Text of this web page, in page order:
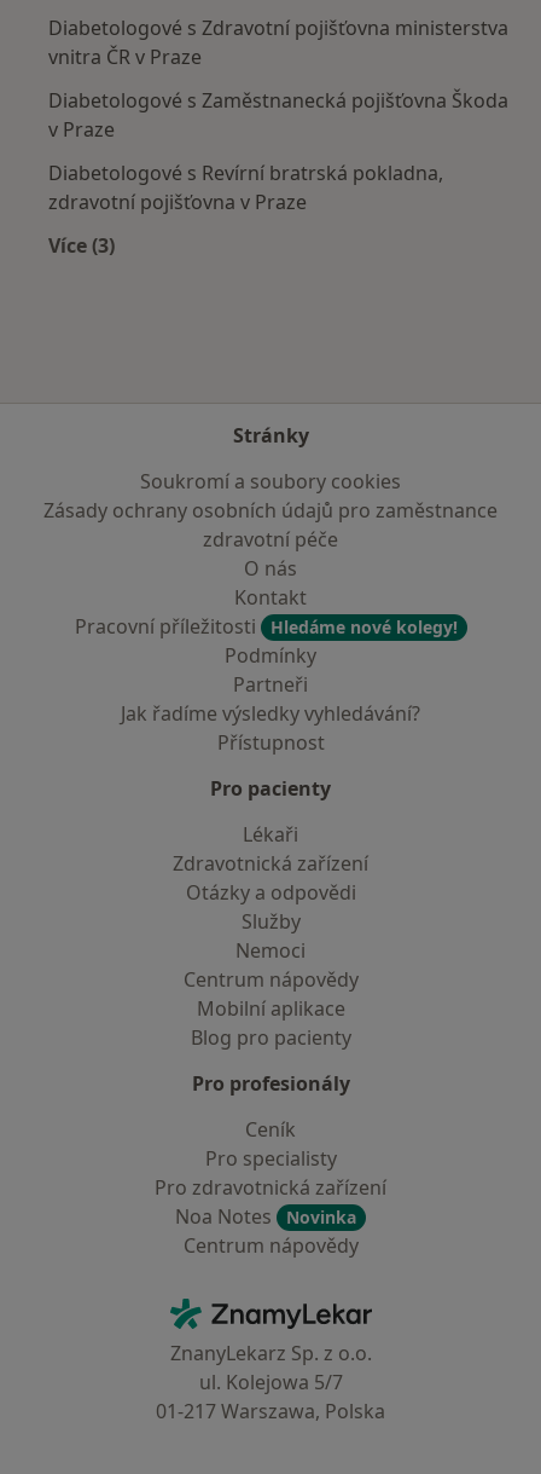
Diabetologové s Zdravotní pojišťovna ministerstva
vnitra ČR v Praze
Diabetologové s Zaměstnanecká pojišťovna Škoda
v Praze
Diabetologové s Revírní bratrská pokladna,
zdravotní pojišťovna v Praze
Více (3)
Stránky
Soukromí a soubory cookies
Zásady ochrany osobních údajů pro zaměstnance
zdravotní péče
O nás
Kontakt
Pracovní příležitosti
Hledáme nové kolegy!
Podmínky
Partneři
Jak řadíme výsledky vyhledávání?
Přístupnost
Pro pacienty
Lékaři
Zdravotnická zařízení
Otázky a odpovědi
Služby
Nemoci
Centrum nápovědy
Mobilní aplikace
Blog pro pacienty
Pro profesionály
Ceník
Pro specialisty
Pro zdravotnická zařízení
Noa Notes
Novinka
Centrum nápovědy
ZnamyLekar - Hlavní stránka
ZnanyLekarz Sp. z o.o.
ul. Kolejowa 5/7
01-217 Warszawa, Polska